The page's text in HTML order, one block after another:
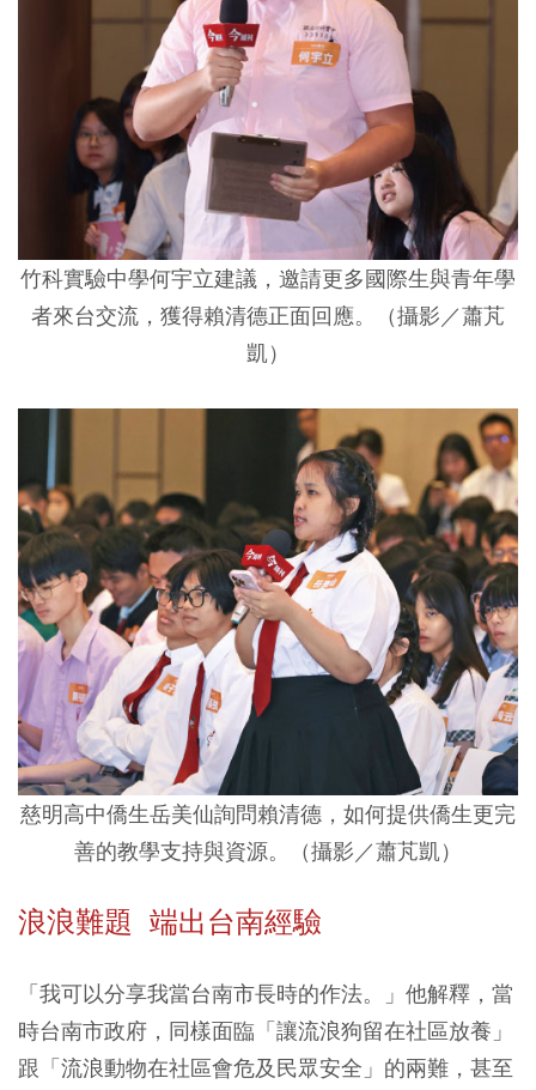
竹科實驗中學何宇立建議，邀請更多國際生與青年學
者來台交流，獲得賴清德正面回應。（攝影／蕭芃
凱）
慈明高中僑生岳美仙詢問賴清德，如何提供僑生更完
善的教學支持與資源。（攝影／蕭芃凱）
浪浪難題 端出台南經驗
「我可以分享我當台南市長時的作法。」他解釋，當
時台南市政府，同樣面臨「讓流浪狗留在社區放養」
跟「流浪動物在社區會危及民眾安全」的兩難，甚至